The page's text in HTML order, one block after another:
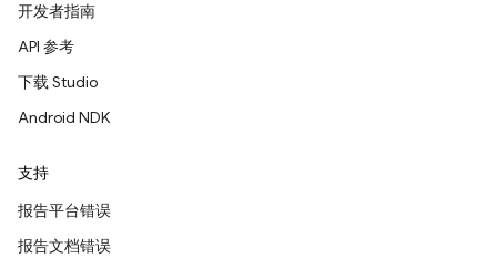
开发者指南
API 参考
下载 Studio
Android NDK
支持
报告平台错误
报告文档错误